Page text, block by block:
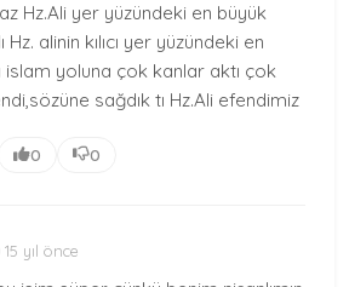
Hz.Ali yer yüzündeki en büyük
Hz. alinin kılıcı yer yüzündeki en
islam yoluna çok kanlar aktı çok
sağdık tı Hz.Ali efendimiz
0 0
15 yıl önce